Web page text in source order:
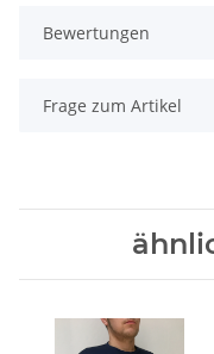
Bewertungen
Frage zum Artikel